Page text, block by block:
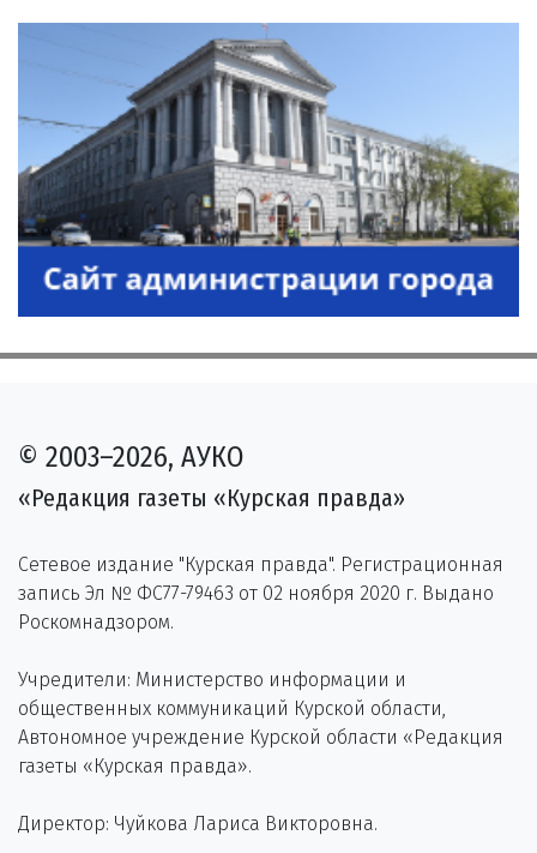
© 2003–2026, АУКО
«Редакция газеты «Курская правда»
Сетевое издание "Курская правда". Регистрационная
запись Эл № ФС77-79463 от 02 ноября 2020 г. Выдано
Роскомнадзором.
Учредители: Министерство информации и
общественных коммуникаций Курской области,
Автономное учреждение Курской области «Редакция
газеты «Курская правда».
Директор: Чуйкова Лариса Викторовна.